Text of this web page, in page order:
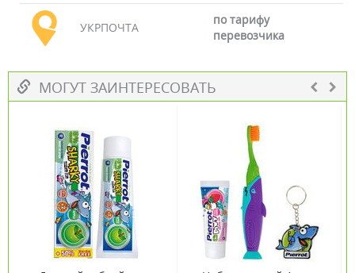
УКРПОЧТА
по тарифу
перевозчика
МОГУТ ЗАИНТЕРЕСОВАТЬ